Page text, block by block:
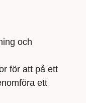
och
för att på ett
ett